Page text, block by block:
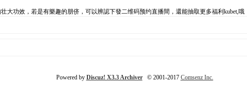
大功效，若是有樂趣的朋侪，可以辨認下發二维码预约直播間，還能抽取更多福利kubet,哦
Powered by Discuz! X3.3 Archiver© 2001-2017 Comsenz Inc.